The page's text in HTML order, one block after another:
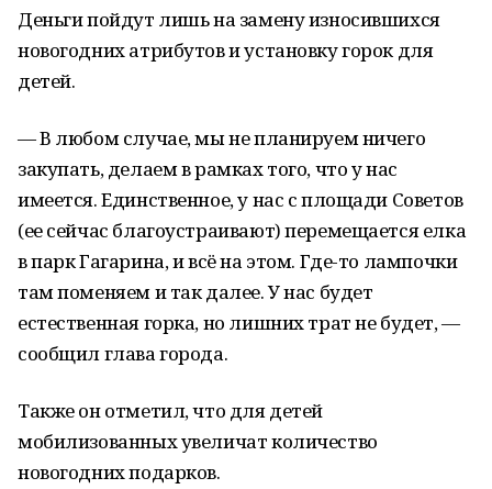
Деньги пойдут лишь на замену износившихся
новогодних атрибутов и установку горок для
детей.
— В любом случае, мы не планируем ничего
закупать, делаем в рамках того, что у нас
имеется. Единственное, у нас с площади Советов
(ее сейчас благоустраивают) перемещается елка
в парк Гагарина, и всё на этом. Где-то лампочки
там поменяем и так далее. У нас будет
естественная горка, но лишних трат не будет, —
сообщил глава города.
Также он отметил, что для детей
мобилизованных увеличат количество
новогодних подарков.